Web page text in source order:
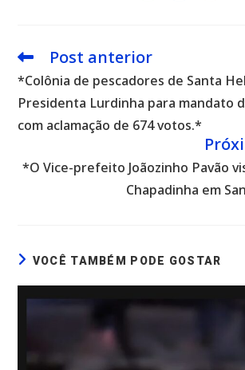
Leia
artigos
Post anterior
*Colônia de pescadores de Santa
Presidenta Lurdinha para mandato
com aclamação de 674 votos.*
*O Vice-prefeito Joãozinho Pavão
Chapadinha em
VOCÊ TAMBÉM PODE GOSTAR